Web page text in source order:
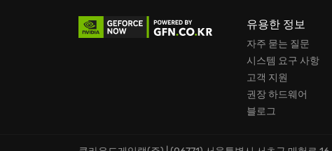
유용한 정보
자주 묻는 질문
시스템 요구 사항
고객 지원
권장 하드웨어
블로그